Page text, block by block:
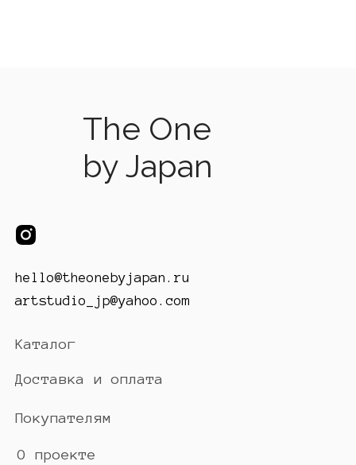
The One
by Japan
hello@theonebyjapan.ru
artstudio_jp@yahoo.com
Каталог
Доставка и оплата
О проекте
Покупателям